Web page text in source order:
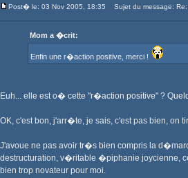
Post� le: 03 Nov 2005, 18:35 Sujet du message: Re:
Mom a �crit:
Enfin une r�action positive, merci !
Euh... elle est o� cette "r�action positive" ?
OK, c'est bon, j'arr�te, je sais, c'est pas bien, on
J'avoue ne pas avoir tr�s bien compris la
destructuration, v�ritable �piphanie joycienne,
bien trop novateur pour moi.